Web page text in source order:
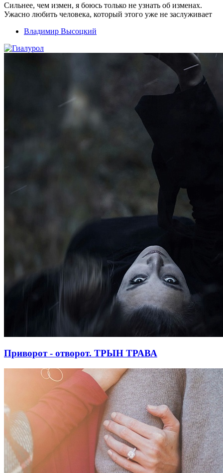
Сильнее, чем измен, я боюсь только не узнать об изменах.
Ужасно любить человека, который этого уже не заслуживает
Владимир Высоцкий
Приворот - отворот. ТРЫН ТРАВА